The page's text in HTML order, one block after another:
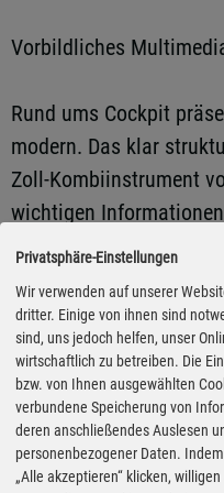
Vorbildliches
Rund ums Cockpit
modern. Das klar
Zoll-Kombiinstrument
wichtigen
platzierte Multimedia-
bedienen und führt –
zuverlässigen
Eine
Ausstattungsline
und die bequemen
unterstreichen dabei
Innenraums.
Privatsphäre-Einstellungen
Wir verwenden auf unserer
dritter. Einige von ihnen sind
sind, uns jedoch helfen, unser
wirtschaftlich zu betreiben. Die
bzw. von Ihnen ausgewählten
verbundene Speicherung von
deren anschließendes Auslesen
personenbezogener Daten.
„Alle akzeptieren“ klicken,